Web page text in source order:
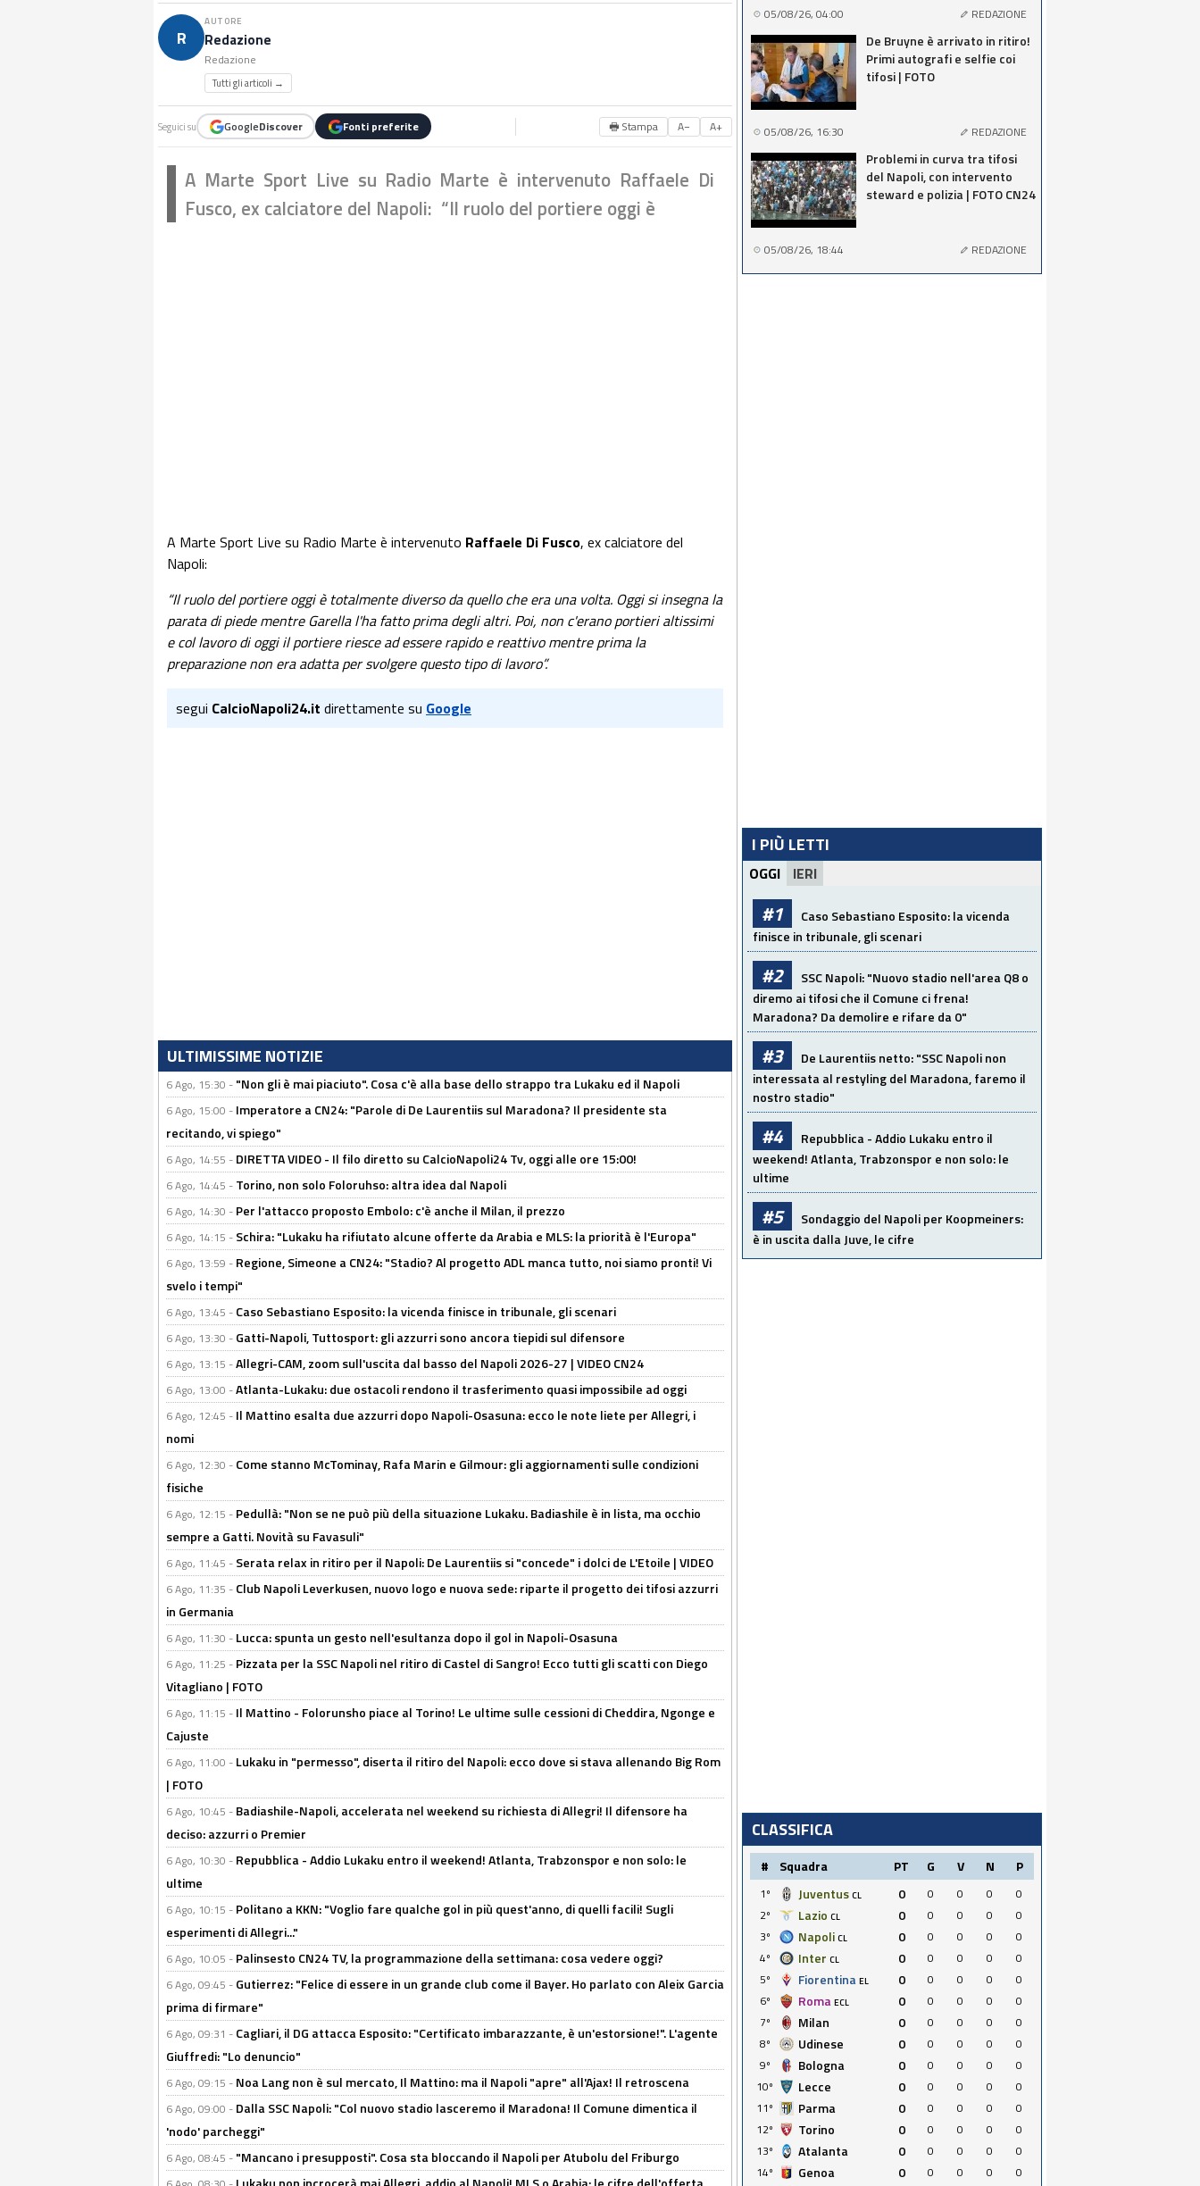
R
AUTORE
Redazione
Redazione
Tutti gli articoli →
Seguici su GoogleDiscover Fonti preferite 🖶 Stampa A− A+
A Marte Sport Live su Radio Marte è intervenuto Raffaele Di
Fusco, ex calciatore del Napoli: “Il ruolo del portiere oggi è
A Marte Sport Live su Radio Marte è intervenuto Raffaele Di Fusco, ex calciatore del
Napoli:
“Il ruolo del portiere oggi è totalmente diverso da quello che era una volta. Oggi si insegna la
parata di piede mentre Garella l'ha fatto prima degli altri. Poi, non c'erano portieri altissimi
e col lavoro di oggi il portiere riesce ad essere rapido e reattivo mentre prima la
preparazione non era adatta per svolgere questo tipo di lavoro”.
segui CalcioNapoli24.it direttamente su Google
ULTIMISSIME NOTIZIE
6 Ago, 15:30 - "Non gli è mai piaciuto". Cosa c'è alla base dello strappo tra Lukaku ed il Napoli
6 Ago, 15:00 - Imperatore a CN24: "Parole di De Laurentiis sul Maradona? Il presidente sta
recitando, vi spiego"
6 Ago, 14:55 - DIRETTA VIDEO - Il filo diretto su CalcioNapoli24 Tv, oggi alle ore 15:00!
6 Ago, 14:45 - Torino, non solo Foloruhso: altra idea dal Napoli
6 Ago, 14:30 - Per l'attacco proposto Embolo: c'è anche il Milan, il prezzo
6 Ago, 14:15 - Schira: "Lukaku ha rifiutato alcune offerte da Arabia e MLS: la priorità è l'Europa"
6 Ago, 13:59 - Regione, Simeone a CN24: "Stadio? Al progetto ADL manca tutto, noi siamo pronti! Vi
svelo i tempi"
6 Ago, 13:45 - Caso Sebastiano Esposito: la vicenda finisce in tribunale, gli scenari
6 Ago, 13:30 - Gatti-Napoli, Tuttosport: gli azzurri sono ancora tiepidi sul difensore
6 Ago, 13:15 -Allegri-CAM, zoom sull'uscita dal basso del Napoli 2026-27 | VIDEO CN24
6 Ago, 13:00 -Atlanta-Lukaku: due ostacoli rendono il trasferimento quasi impossibile ad oggi
6 Ago, 12:45 - Il Mattino esalta due azzurri dopo Napoli-Osasuna: ecco le note liete per Allegri, i
nomi
6 Ago, 12:30 - Come stanno McTominay, Rafa Marin e Gilmour: gli aggiornamenti sulle condizioni
fisiche
6 Ago, 12:15 - Pedullà: "Non se ne può più della situazione Lukaku. Badiashile è in lista, ma occhio
sempre a Gatti. Novità su Favasuli"
6 Ago, 11:45 - Serata relax in ritiro per il Napoli: De Laurentiis si "concede" i dolci de L'Etoile | VIDEO
6 Ago, 11:35 - Club Napoli Leverkusen, nuovo logo e nuova sede: riparte il progetto dei tifosi azzurri
in Germania
6 Ago, 11:30 - Lucca: spunta un gesto nell'esultanza dopo il gol in Napoli-Osasuna
6 Ago, 11:25 - Pizzata per la SSC Napoli nel ritiro di Castel di Sangro! Ecco tutti gli scatti con Diego
Vitagliano | FOTO
6 Ago, 11:15 - Il Mattino - Folorunsho piace al Torino! Le ultime sulle cessioni di Cheddira, Ngonge e
Cajuste
6 Ago, 11:00 - Lukaku in "permesso", diserta il ritiro del Napoli: ecco dove si stava allenando Big Rom
| FOTO
6 Ago, 10:45 - Badiashile-Napoli, accelerata nel weekend su richiesta di Allegri! Il difensore ha
deciso: azzurri o Premier
6 Ago, 10:30 - Repubblica - Addio Lukaku entro il weekend! Atlanta, Trabzonspor e non solo: le
ultime
6 Ago, 10:15 - Politano a KKN: "Voglio fare qualche gol in più quest'anno, di quelli facili! Sugli
esperimenti di Allegri..."
6 Ago, 10:05 - Palinsesto CN24 TV, la programmazione della settimana: cosa vedere oggi?
6 Ago, 09:45 - Gutierrez: "Felice di essere in un grande club come il Bayer. Ho parlato con Aleix Garcia
prima di firmare"
6 Ago, 09:31 - Cagliari, il DG attacca Esposito: "Certificato imbarazzante, è un'estorsione!". L'agente
Giuffredi: "Lo denuncio"
6 Ago, 09:15 - Noa Lang non è sul mercato, Il Mattino: ma il Napoli "apre" all'Ajax! Il retroscena
6 Ago, 09:00 - Dalla SSC Napoli: "Col nuovo stadio lasceremo il Maradona! Il Comune dimentica il
'nodo' parcheggi"
6 Ago, 08:45 - "Mancano i presupposti". Cosa sta bloccando il Napoli per Atubolu del Friburgo
05/08/26, 04:00 REDAZIONE
De Bruyne è arrivato in ritiro!
Primi autografi e selfie coi
tifosi | FOTO
05/08/26, 16:30 REDAZIONE
Problemi in curva tra tifosi
del Napoli, con intervento
steward e polizia | FOTO CN24
05/08/26, 18:44 REDAZIONE
I PIÙ LETTI
OGGI IERI
#1
Caso Sebastiano Esposito: la vicenda
finisce in tribunale, gli scenari
#2
SSC Napoli: "Nuovo stadio nell'area Q8 o
diremo ai tifosi che il Comune ci frena!
Maradona? Da demolire e rifare da 0"
#3
De Laurentiis netto: "SSC Napoli non
interessata al restyling del Maradona, faremo il
nostro stadio"
#4
Repubblica - Addio Lukaku entro il
weekend! Atlanta, Trabzonspor e non solo: le
ultime
#5
Sondaggio del Napoli per Koopmeiners:
è in uscita dalla Juve, le cifre
CLASSIFICA
# Squadra PT G V N P
1º Juventus CL 0 0 0 0
0
2º
Lazio CL 0 0 0 0
0
3º
Napoli CL 0 0 0 0
0
4º
Inter CL 0 0 0 0
0
5º
Fiorentina EL 0 0 0 0
0
6º
Roma ECL 0 0 0 0
0
7º
Milan 0 0 0 0
0
8º
Udinese 0 0 0 0
0
9º
Bologna 0 0 0 0
0
10º
Lecce 0 0 0 0
0
11º
Parma 0 0 0 0
0
12º
Torino 0 0 0 0
0
13º
Atalanta 0 0 0 0
0
14º
Genoa 0 0 0 0
0